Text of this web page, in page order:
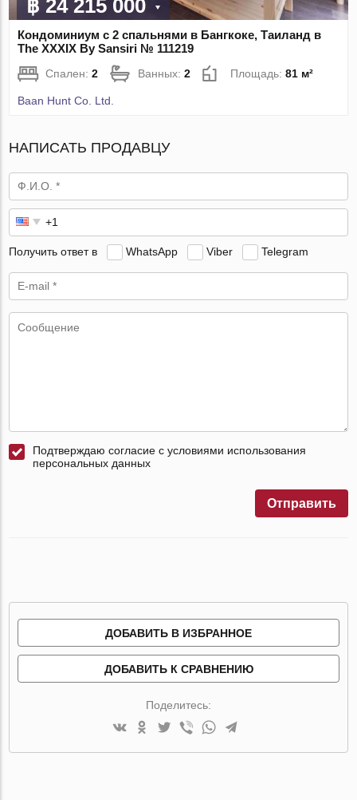
฿ 24 215 000
Кондоминиум с 2 спальнями в Бангкоке, Таиланд в
The XXXIX By Sansiri № 111219
Спален:2 Ванных:2 Площадь:81 м²
Baan Hunt Co. Ltd.
НАПИСАТЬ ПРОДАВЦУ
Получить ответ в WhatsApp Viber Telegram
Подтверждаю согласие с условиями использования
персональных данных
Отправить
ДОБАВИТЬ В ИЗБРАННОЕ
ДОБАВИТЬ К СРАВНЕНИЮ
Поделитесь: